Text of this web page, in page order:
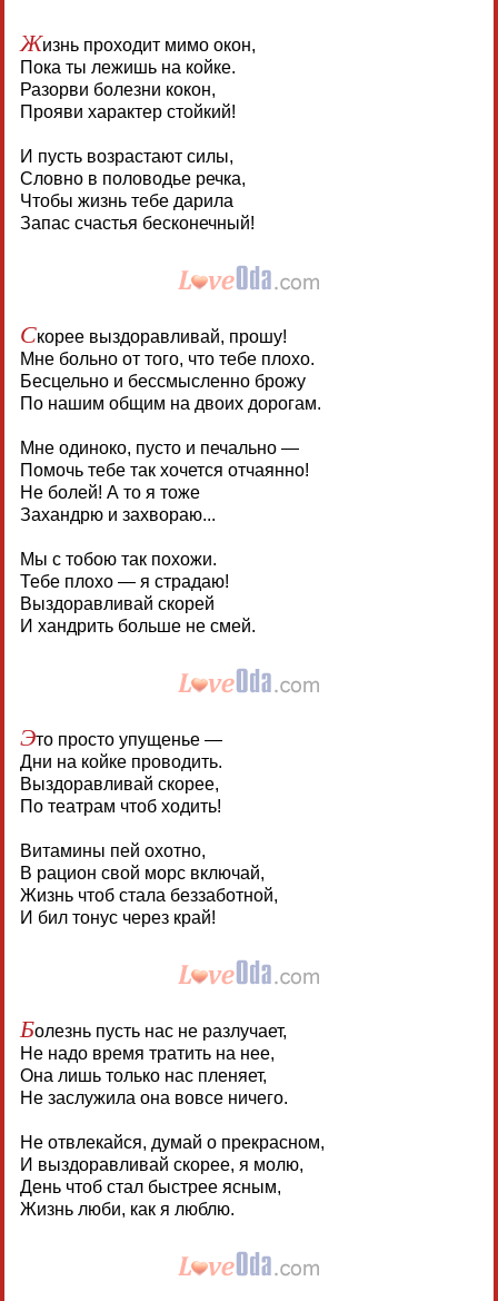
Жизнь проходит мимо окон,
Пока ты лежишь на койке.
Разорви болезни кокон,
Прояви характер стойкий!
И пусть возрастают силы,
Словно в половодье речка,
Чтобы жизнь тебе дарила
Запас счастья бесконечный!
Скорее выздоравливай, прошу!
Мне больно от того, что тебе плохо.
Бесцельно и бессмысленно брожу
По нашим общим на двоих дорогам.
Мне одиноко, пусто и печально —
Помочь тебе так хочется отчаянно!
Не болей! А то я тоже
Захандрю и захвораю...
Мы с тобою так похожи.
Тебе плохо — я страдаю!
Выздоравливай скорей
И хандрить больше не смей.
Это просто упущенье —
Дни на койке проводить.
Выздоравливай скорее,
По театрам чтоб ходить!
Витамины пей охотно,
В рацион свой морс включай,
Жизнь чтоб стала беззаботной,
И бил тонус через край!
Болезнь пусть нас не разлучает,
Не надо время тратить на нее,
Она лишь только нас пленяет,
Не заслужила она вовсе ничего.
Не отвлекайся, думай о прекрасном,
И выздоравливай скорее, я молю,
День чтоб стал быстрее ясным,
Жизнь люби, как я люблю.